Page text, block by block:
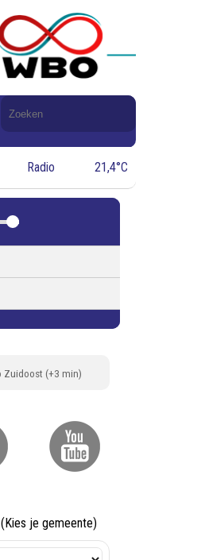
Doorzoek
de
website
Radio 21,4°C
(Kies je gemeente)